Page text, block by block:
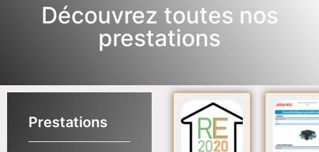
Découvrez toutes nos
prestations
Prestations